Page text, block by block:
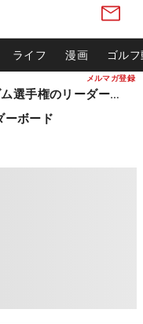
メルマガ登録
ライフ 漫画 ゴル
松山英樹ら出場 ウィンダム選手権のリーダーボード
ボード